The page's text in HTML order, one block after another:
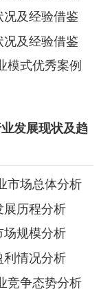
及经验借鉴
及经验借鉴
模式优秀案例
发展现状及趋
市场总体分析
展历程分析
场规模分析
利情况分析
竞争态势分析